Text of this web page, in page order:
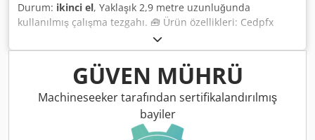
Durum: ikinci el, Yaklaşık 2,9 metre uzunluğunda
kullanılmış çalışma tezgahı. 🧰 Ürün özellikleri: Cedpfx
Aszath Hskverf • Üretici: Stok durumuna göre değişir. •
Renk: Stok durumuna göre değişir. • Durum: Kullanılmış •
Çerçeve: 2 adet, önceden monte edilmiş, 90 cm
yüksekliğinde / 80 cm derinliğinde • Çerçeve genişliği: Stok
durumuna göre değişir. • Destek kirişleri: 2,1 - 3,0 metre
açıklıklı 4 adet • Derin destekler: Fiyata dahil değildir (€6,00
net / adet) • Özel özellikler: Tüm çalışma tezgahları sonsuz
GÜVEN MÜHRÜ
Machineseeker tarafından sertifikalandırılmış
bayiler